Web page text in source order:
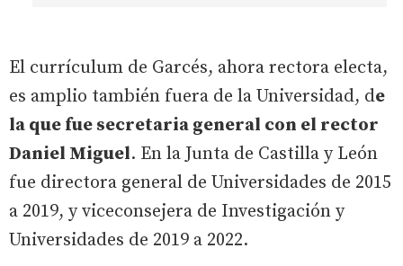
El currículum de Garcés, ahora rectora electa,
es amplio también fuera de la Universidad, de
la que fue secretaria general con el rector
Daniel Miguel. En la Junta de Castilla y León
fue directora general de Universidades de 2015
a 2019, y viceconsejera de Investigación y
Universidades de 2019 a 2022.